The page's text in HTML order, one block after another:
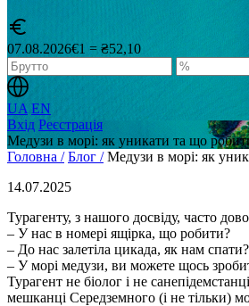
07.08.2026€1 = ₴52,10
UA EN
Вхід Реєстрація
Медузи в морі: як уникати та що
Головна / Блог / Медузи в морі: як
14.07.2025
Турагенту, з нашого досвіду, часто
– У нас в номері ящірка, що робити?
– До нас залетіла цикада, як нам спати?
– У морі медузи, ви можете щось
Турагент не біолог і не
мешканці Середземного (і не тільки)